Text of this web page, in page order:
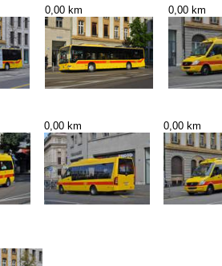
0,00 km 0,00 km
0,00 km 0,00 km